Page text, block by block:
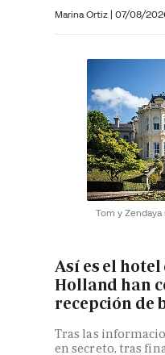
Marina Ortiz | 07/08/
Tom y
Así es el
Holland han
recepción de
Tras las
en secreto, tras